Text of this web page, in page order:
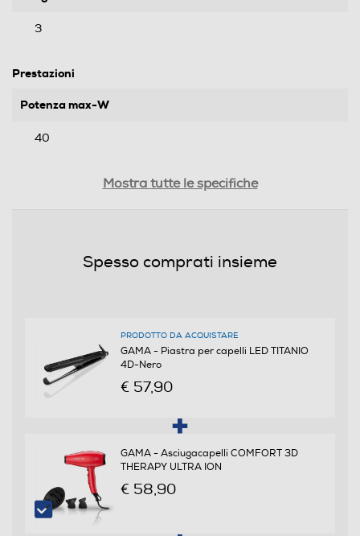
3
Prestazioni
Potenza max-W
40
Pettine incorporato
Svolgiriccioli automatico
Mostra tutte le specifiche
Spesso comprati insieme
PRODOTTO DA ACQUISTARE
GAMA - Piastra per capelli LED TITANIO
4D-Nero
€ 57,90
GAMA - Asciugacapelli COMFORT 3D
THERAPY ULTRA ION
€ 58,90